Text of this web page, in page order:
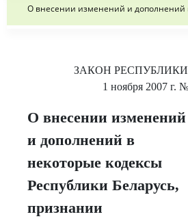
О внесении изменений и дополнений в
ЗАКОН
1 ноября 2007 г. №
О внесении изменений
и дополнений в
некоторые кодексы
Республики Беларусь,
признании